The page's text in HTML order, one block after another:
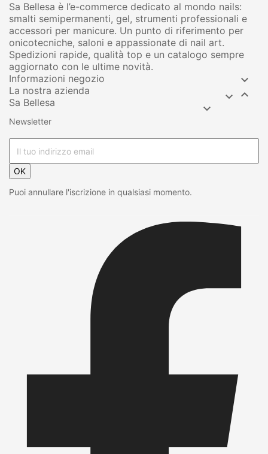
Sa Bellesa è l’e-commerce dedicato al mondo nails:
smalti semipermanenti, gel, strumenti professionali e
accessori per manicure. Un punto di riferimento per
onicotecniche, saloni e appassionate di nail art.
Spedizioni rapide, qualità top e un catalogo sempre
aggiornato con le ultime novità.
Informazioni negozio


La nostra azienda 
Sa Bellesa 
Newsletter
OK
Puoi annullare l'iscrizione in qualsiasi momento.